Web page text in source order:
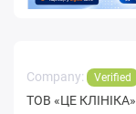
Company: Verified
ТОВ «ЦЕ КЛІНІКА»